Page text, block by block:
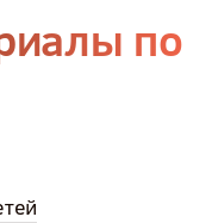
по